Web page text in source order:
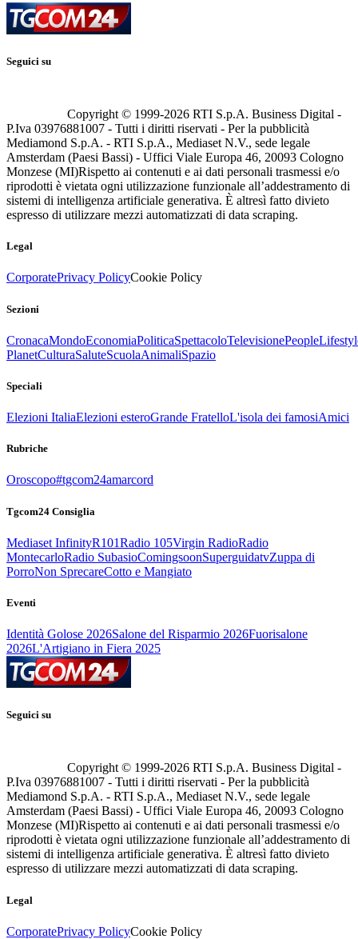
Seguici su
Copyright © 1999-2026 RTI S.p.A. Business Digital -
P.Iva 03976881007 - Tutti i diritti riservati - Per la pubblicità
Mediamond S.p.A. - RTI S.p.A., Mediaset N.V., sede legale
Amsterdam (Paesi Bassi) - Uffici Viale Europa 46, 20093 Cologno
Monzese (MI)Rispetto ai contenuti e ai dati personali trasmessi e/o
riprodotti è vietata ogni utilizzazione funzionale all’addestramento di
sistemi di intelligenza artificiale generativa. È altresì fatto divieto
espresso di utilizzare mezzi automatizzati di data scraping.
Legal
CorporatePrivacy PolicyCookie Policy
Sezioni
CronacaMondoEconomiaPoliticaSpettacoloTelevisionePeople
PlanetCulturaSaluteScuolaAnimaliSpazio
Speciali
Elezioni ItaliaElezioni esteroGrande FratelloL'isola dei famosiAmici
Rubriche
Oroscopo#tgcom24amarcord
Tgcom24 Consiglia
Mediaset InfinityR101Radio 105Virgin RadioRadio
MontecarloRadio SubasioComingsoonSuperguidatvZuppa di
PorroNon SprecareCotto e Mangiato
Eventi
Identità Golose 2026Salone del Risparmio 2026Fuorisalone
2026L'Artigiano in Fiera 2025
Seguici su
Copyright © 1999-2026 RTI S.p.A. Business Digital -
P.Iva 03976881007 - Tutti i diritti riservati - Per la pubblicità
Mediamond S.p.A. - RTI S.p.A., Mediaset N.V., sede legale
Amsterdam (Paesi Bassi) - Uffici Viale Europa 46, 20093 Cologno
Monzese (MI)Rispetto ai contenuti e ai dati personali trasmessi e/o
riprodotti è vietata ogni utilizzazione funzionale all’addestramento di
sistemi di intelligenza artificiale generativa. È altresì fatto divieto
espresso di utilizzare mezzi automatizzati di data scraping.
Legal
CorporatePrivacy PolicyCookie Policy